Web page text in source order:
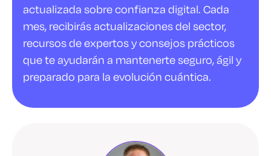
actualizada sobre confianza digital. Cada
mes, recibirás actualizaciones del sector,
recursos de expertos y consejos prácticos
que te ayudarán a mantenerte seguro, ágil y
preparado para la evolución cuántica.